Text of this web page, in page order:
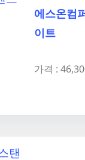
에스온컴
이트
가격 :